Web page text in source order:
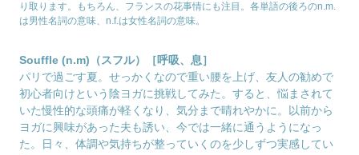
り取ります。もちろん、フランスの花事情にも注目。各単語の後ろのn.m.
は男性名詞の意味、n.f.は女性名詞の意味。
Souffle (n.m)（スフル）［呼吸、息］
パリで過ごす夏。せっかくなので重い腰を上げ、友人の勧めで
初心者向けという陰ヨガに挑戦してみた。すると、悩まされて
いた慢性的な頭痛が軽くなり、気分まで晴れやかに。以前から
ヨガに興味があった夫も誘い、今では一緒に通うようになっ
た。日々、体調や気持ちが整っていくのを少しずつ実感してい